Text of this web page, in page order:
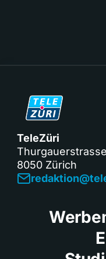
TeleZüri
8050 Zürich